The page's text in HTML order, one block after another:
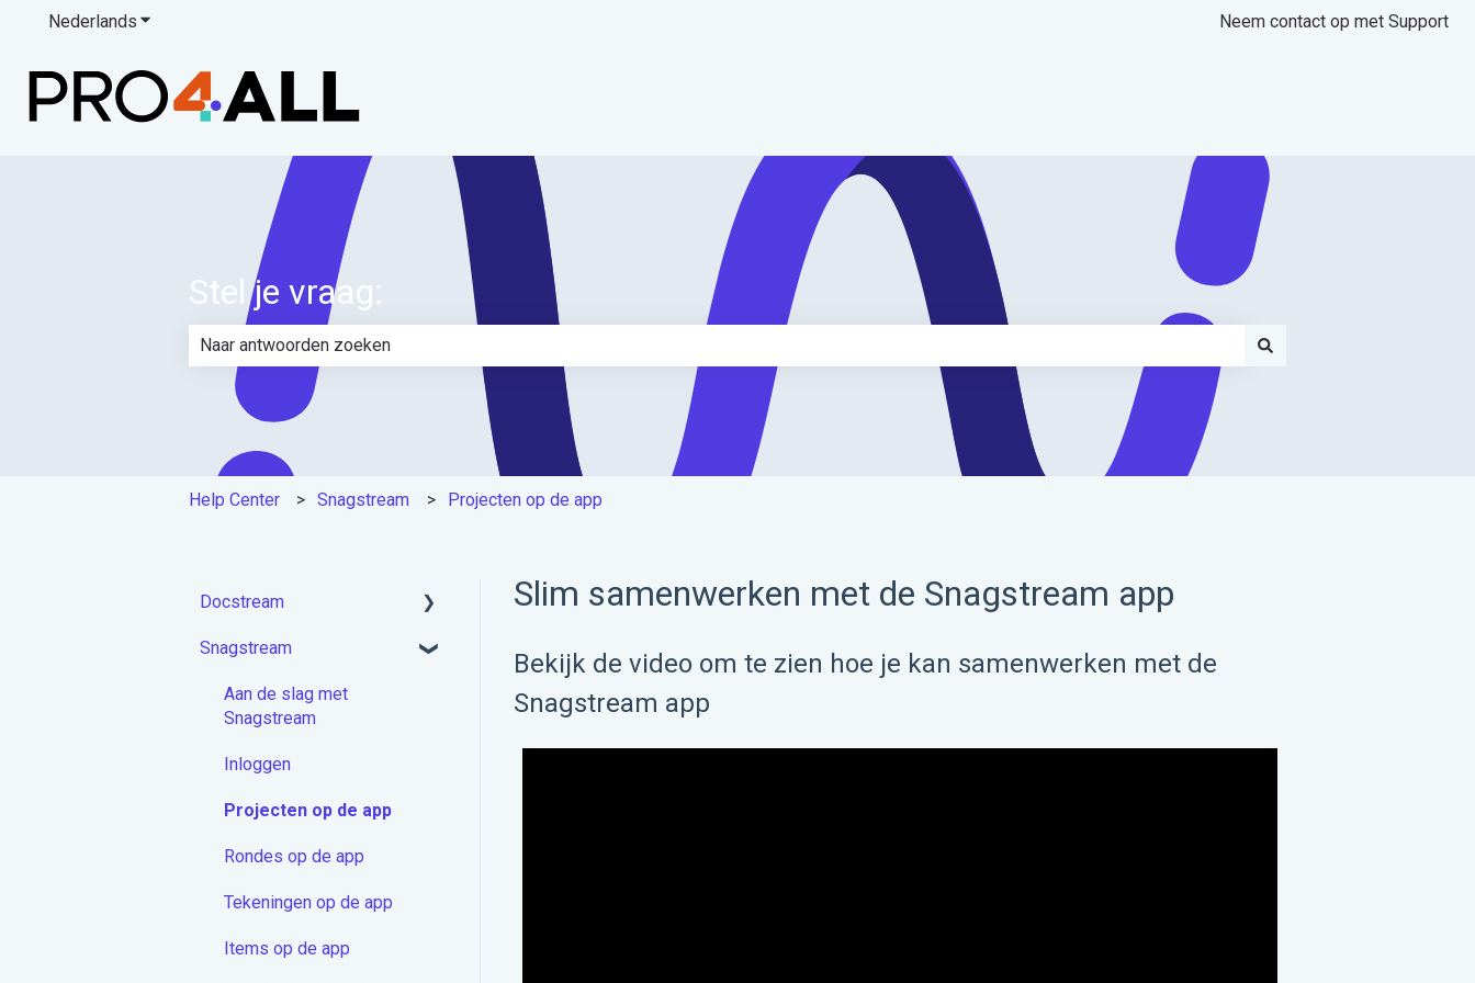
Nederlands Submenu tonen voor vertalingen Neem contact op met Support
Stel je vraag:
Er zijn geen suggesties want het zoekveld is leeg.
Help Center Snagstream Projecten op de app
Slim samenwerken met de Snagstream app
Bekijk de video om te zien hoe je kan samenwerken met de
Snagstream app
Docstream
Aan de slag met
Account activeren &
Snagstream
Aan de slag met
Snagstream
Inloggen
Projecten op de app
Rondes op de app
Tekeningen op de app
Items op de app